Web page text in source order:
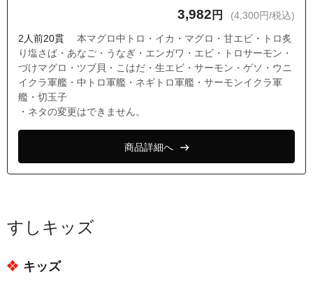
3,982 円 (4,300円/税込)
2人前20貫
本マグロ中トロ・イカ・マグロ・甘エビ・トロ炙
り塩さば・あなご・うなぎ・エンガワ・エビ・トロサーモン・
づけマグロ・ツブ貝・こはだ・生エビ・サーモン・ゲソ・ウニ
イクラ軍艦・中トロ軍艦・ネギトロ軍艦・サーモンイクラ軍
艦・切玉子
・ネタの変更はできません。
商品詳細へ
すしキッズ
キッズ